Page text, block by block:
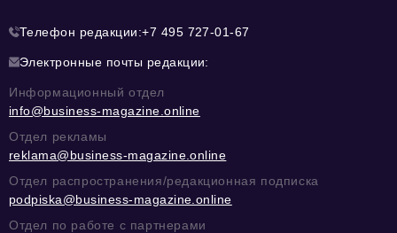
Телефон редакции:+7 495 727-01-67
Электронные почты редакции:
Информационный отдел
info@business-magazine.online
Отдел рекламы
reklama@business-magazine.online
Отдел распространения/редакционная подписка
podpiska@business-magazine.online
Отдел по работе с партнерами